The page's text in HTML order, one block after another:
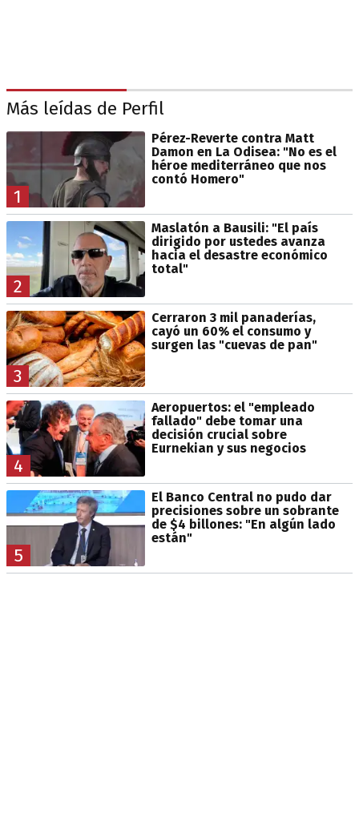
Más leídas de Perfil
1
Pérez-Reverte contra Matt
Damon en La Odisea: "No es el
héroe mediterráneo que nos
contó Homero"
2
Maslatón a Bausili: "El país
dirigido por ustedes avanza
hacia el desastre económico
total"
3
Cerraron 3 mil panaderías,
cayó un 60% el consumo y
surgen las "cuevas de pan"
4
Aeropuertos: el "empleado
fallado" debe tomar una
decisión crucial sobre
Eurnekian y sus negocios
5
El Banco Central no pudo dar
precisiones sobre un sobrante
de $4 billones: "En algún lado
están"